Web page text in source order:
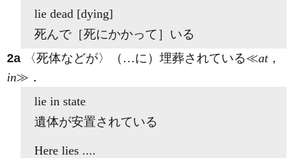
lie dead [dying]
死んで［死にかかって］いる
2a 〈死体などが〉（…に）埋葬されている≪at，
in≫ ．
lie in state
遺体が安置されている
Here lies ....